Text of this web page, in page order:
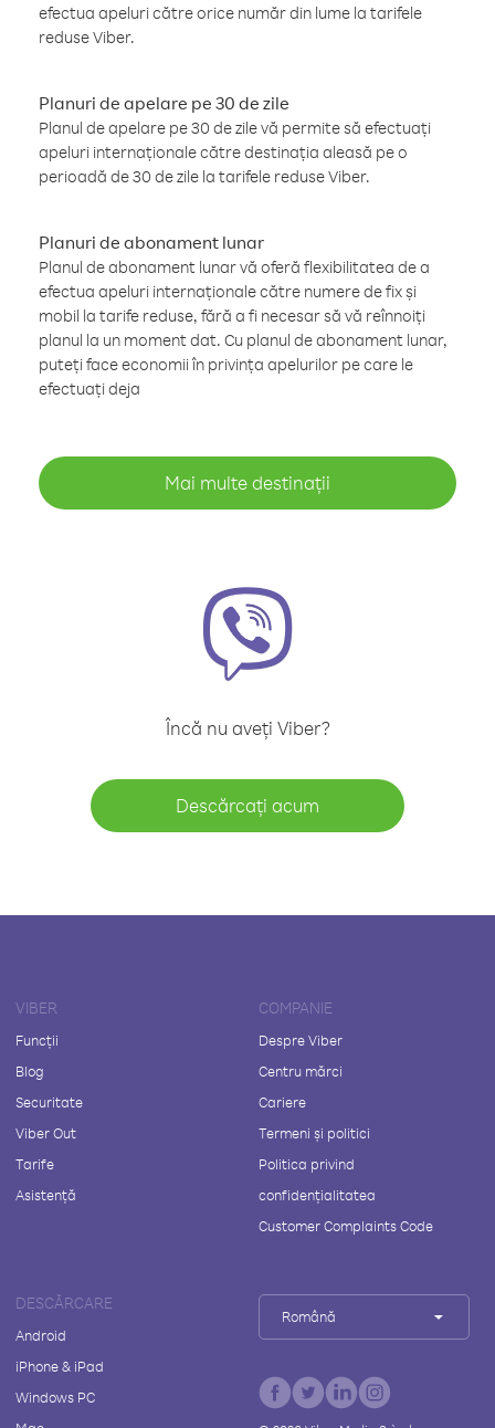
efectua apeluri către orice număr din lume la tarifele
reduse Viber.
Planuri de apelare pe 30 de zile
Planul de apelare pe 30 de zile vă permite să efectuați
apeluri internaționale către destinația aleasă pe o
perioadă de 30 de zile la tarifele reduse Viber.
Planuri de abonament lunar
Planul de abonament lunar vă oferă flexibilitatea de a
efectua apeluri internaționale către numere de fix și
mobil la tarife reduse, fără a fi necesar să vă reînnoiți
planul la un moment dat. Cu planul de abonament lunar,
puteți face economii în privința apelurilor pe care le
efectuați deja
Mai multe destinații
Încă nu aveți Viber?
Descărcați acum
VIBER
Funcții
Blog
Securitate
Viber Out
Tarife
Asistență
COMPANIE
Despre Viber
Centru mărci
Cariere
Termeni și politici
Politica privind
confidențialitatea
Customer Complaints Code
DESCĂRCARE
Android
iPhone & iPad
Windows PC
Română